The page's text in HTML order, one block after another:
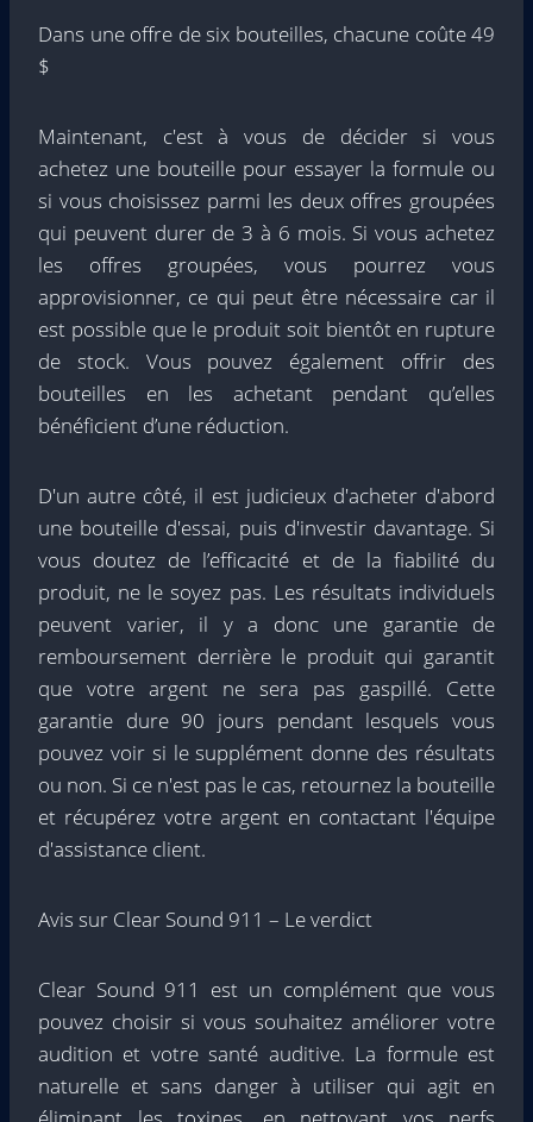
Dans une offre de six bouteilles, chacune coûte 49
$
Maintenant, c'est à vous de décider si vous
achetez une bouteille pour essayer la formule ou
si vous choisissez parmi les deux offres groupées
qui peuvent durer de 3 à 6 mois. Si vous achetez
les offres groupées, vous pourrez vous
approvisionner, ce qui peut être nécessaire car il
est possible que le produit soit bientôt en rupture
de stock. Vous pouvez également offrir des
bouteilles en les achetant pendant qu’elles
bénéficient d’une réduction.
D'un autre côté, il est judicieux d'acheter d'abord
une bouteille d'essai, puis d'investir davantage. Si
vous doutez de l’efficacité et de la fiabilité du
produit, ne le soyez pas. Les résultats individuels
peuvent varier, il y a donc une garantie de
remboursement derrière le produit qui garantit
que votre argent ne sera pas gaspillé. Cette
garantie dure 90 jours pendant lesquels vous
pouvez voir si le supplément donne des résultats
ou non. Si ce n'est pas le cas, retournez la bouteille
et récupérez votre argent en contactant l'équipe
d'assistance client.
Avis sur Clear Sound 911 – Le verdict
Clear Sound 911 est un complément que vous
pouvez choisir si vous souhaitez améliorer votre
audition et votre santé auditive. La formule est
naturelle et sans danger à utiliser qui agit en